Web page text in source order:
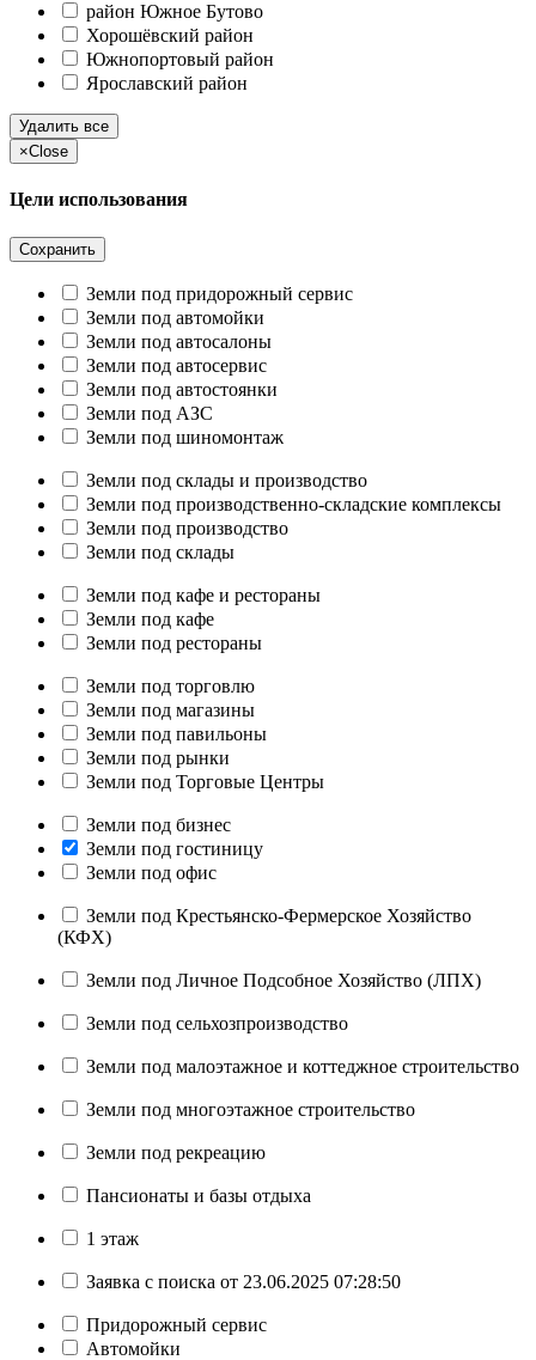
район Южное Бутово
Хорошёвский район
Южнопортовый район
Ярославский район
Удалить все
×Close
Цели использования
Сохранить
Земли под придорожный сервис
Земли под автомойки
Земли под автосалоны
Земли под автосервис
Земли под автостоянки
Земли под АЗС
Земли под шиномонтаж
Земли под склады и производство
Земли под производственно-складские комплексы
Земли под производство
Земли под склады
Земли под кафе и рестораны
Земли под кафе
Земли под рестораны
Земли под торговлю
Земли под магазины
Земли под павильоны
Земли под рынки
Земли под Торговые Центры
Земли под бизнес
Земли под гостиницу
Земли под офис
Земли под Крестьянско-Фермерское Хозяйство
(КФХ)
Земли под Личное Подсобное Хозяйство (ЛПХ)
Земли под сельхозпроизводство
Земли под малоэтажное и коттеджное строительство
Земли под многоэтажное строительство
Земли под рекреацию
Пансионаты и базы отдыха
1 этаж
Заявка с поиска от 23.06.2025 07:28:50
Придорожный сервис
Автомойки